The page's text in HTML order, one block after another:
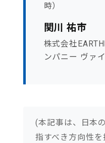
時）
関川 祐市
株式会社
ンパニー ヴァ
(本記事は、日本
指すべき方向性